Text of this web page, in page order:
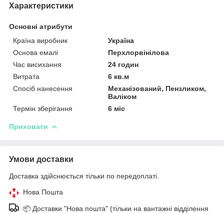
Характеристики
Основні атрибути
Країна виробник
Україна
Основа емалі
Перхлорвінілова
Час висихання
24 годин
Витрата
6 кв.м
Спосіб нанесення
Механізований, Пензликом,
Валіком
Термін зберігання
6 міс
Приховати
Умови доставки
Доставка здійснюється тільки по передоплаті.
Нова Пошта
📦 Доставки "Нова пошта" (тільки на вантажні відділення